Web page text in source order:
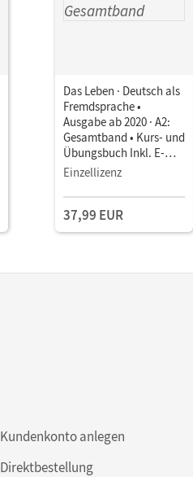
Das Leben · Deutsch als
Fremdsprache •
Ausgabe ab 2020 · A2:
Gesamtband • Kurs- und
Übungsbuch Inkl. E-
Book und PagePlayer-
Einzellizenz
37,99 EUR
Kundenkonto anlegen
Direktbestellung